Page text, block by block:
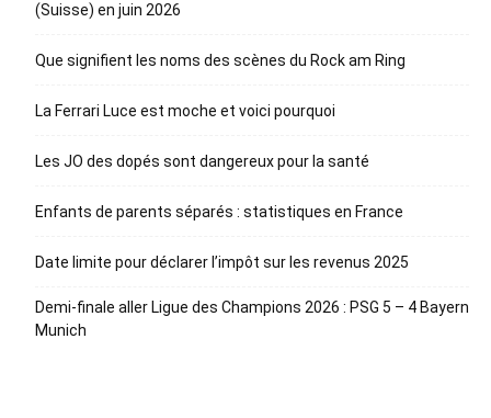
(Suisse) en juin 2026
Que signifient les noms des scènes du Rock am Ring
La Ferrari Luce est moche et voici pourquoi
Les JO des dopés sont dangereux pour la santé
Enfants de parents séparés : statistiques en France
Date limite pour déclarer l’impôt sur les revenus 2025
Demi-finale aller Ligue des Champions 2026 : PSG 5 – 4 Bayern
Munich